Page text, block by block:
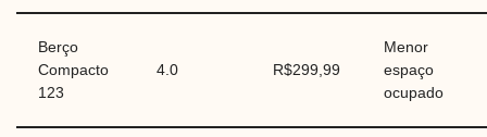
Berço
Compacto
123
4.0 R$299,99
Menor
espaço
ocupado